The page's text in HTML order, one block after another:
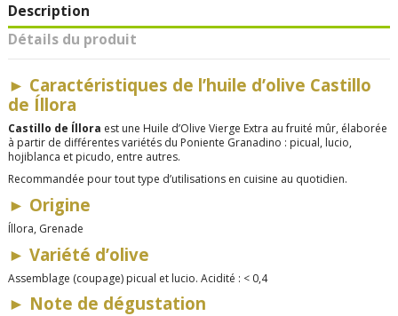
Description
Détails du produit
► Caractéristiques de l’huile d’olive Castillo
de Íllora
Castillo de Íllora est une Huile d’Olive Vierge Extra au fruité mûr, élaborée
à partir de différentes variétés du Poniente Granadino : picual, lucio,
hojiblanca et picudo, entre autres.
Recommandée pour tout type d’utilisations en cuisine au quotidien.
► Origine
Íllora, Grenade
► Variété d’olive
Assemblage (coupage) picual et lucio. Acidité : < 0,4
► Note de dégustation